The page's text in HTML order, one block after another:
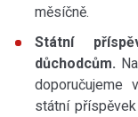
měsíčně.
Státní
důchodcům.
doporučujeme
státní